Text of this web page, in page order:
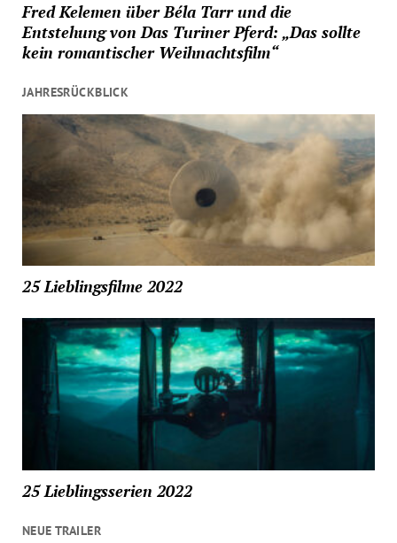
Fred Kelemen über Béla Tarr und die
Entstehung von Das Turiner Pferd: „Das sollte
kein romantischer Weihnachtsfilm“
JAHRESRÜCKBLICK
25 Lieblingsfilme 2022
25 Lieblingsserien 2022
NEUE TRAILER